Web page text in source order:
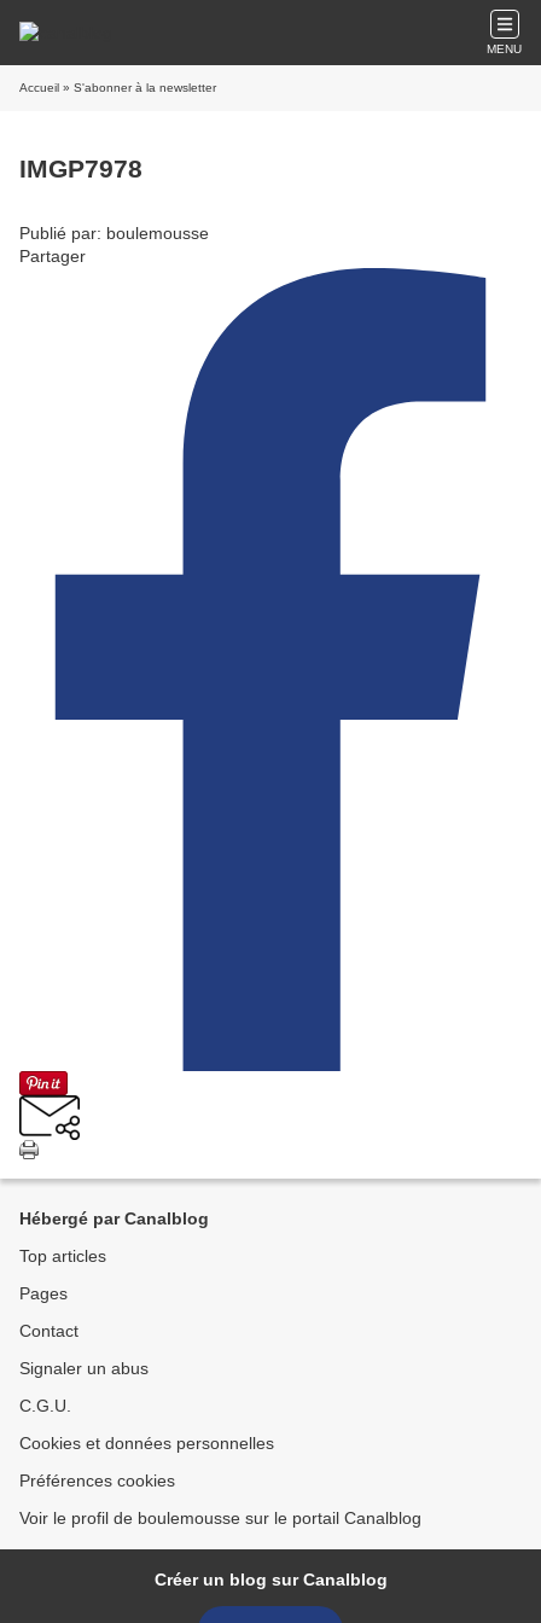
MENU
Accueil » S'abonner à la newsletter
IMGP7978
Publié par: boulemousse
Partager
Hébergé par Canalblog
Top articles
Pages
Contact
Signaler un abus
C.G.U.
Cookies et données personnelles
Préférences cookies
Voir le profil de boulemousse sur le portail Canalblog
Créer un blog sur Canalblog